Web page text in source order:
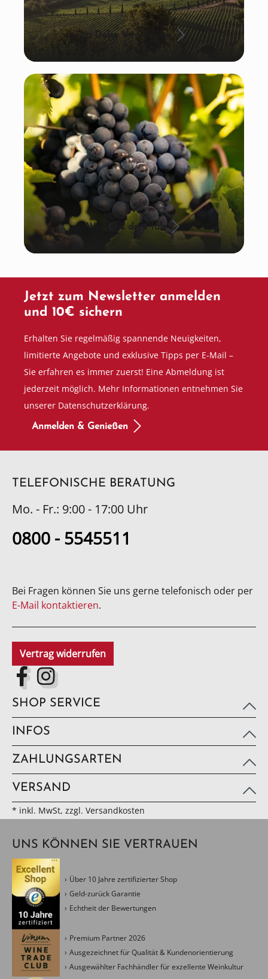
La Dolce Vita: Italien
Wein aus der Pfalz
Jetzt zum Newsletter anmelden
und 10€ sichern
Erhalten Sie regelmäßig spannende Neuigkeiten,
limitierte Angebote und exklusive Tipps per E-Mail –
Sie erfahren es immer zuerst! Eine Abmeldung ist
jederzeit möglich. Mehr Informationen entnehmen Sie
unserer Datenschutzerklärung.
Anmelden & Genießen
TELEFONISCHE BERATUNG
Mo. - Fr.: 9:00 - 17:00 Uhr
0800 - 5545511
Bei Fragen können Sie uns gerne telefonisch oder per
E-Mail kontaktieren.
Vertrag widerrufen
SHOP SERVICE
INFOS
ZAHLUNGSARTEN
VERSAND
* inkl. MwSt, zzgl. Versandkosten
UNS KÖNNEN SIE VERTRAUEN
Über 10 Jahre zertifizierter Shop
Geld-zurück Garantie
Echtheit der Bewertungen
Premium Partner 2026
Ausgezeichnet für Qualität & Kundenorientierung
Ausgewählter Fachhändler für exzellente Weinkultur